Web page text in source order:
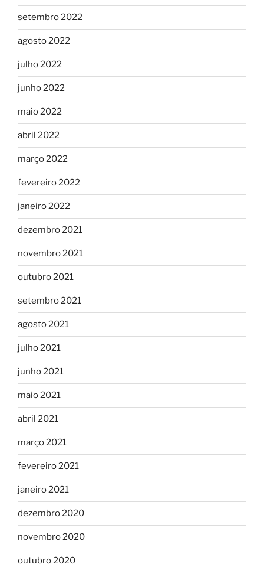
setembro 2022
agosto 2022
julho 2022
junho 2022
maio 2022
abril 2022
março 2022
fevereiro 2022
janeiro 2022
dezembro 2021
novembro 2021
outubro 2021
setembro 2021
agosto 2021
julho 2021
junho 2021
maio 2021
abril 2021
março 2021
fevereiro 2021
janeiro 2021
dezembro 2020
novembro 2020
outubro 2020